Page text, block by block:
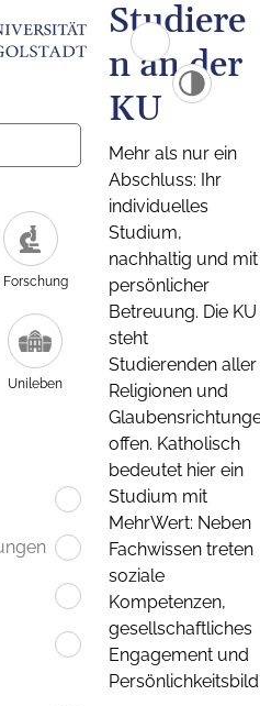
Forschung
Unileben
Studiere
n an der
KU
Mehr als nur ein
Abschluss: Ihr
individuelles
Studium,
nachhaltig und mit
persönlicher
Betreuung. Die KU
steht
Studierenden aller
Religionen und
offen. Katholisch
bedeutet hier ein
Studium mit
MehrWert: Neben
Fachwissen treten
soziale
Kompetenzen,
gesellschaftliches
Engagement und